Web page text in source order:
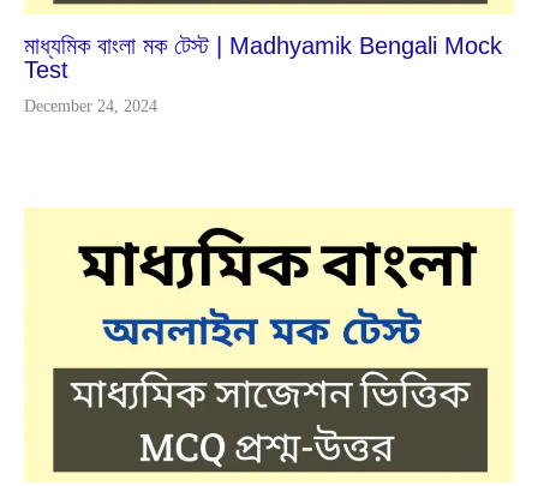
মাধ্যমিক বাংলা মক টেস্ট | Madhyamik Bengali Mock
Test
December 24, 2024
2